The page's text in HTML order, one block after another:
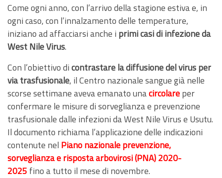
Come ogni anno, con l’arrivo della stagione estiva e, in
ogni caso, con l’innalzamento delle temperature,
iniziano ad affacciarsi anche i primi casi di infezione da
West Nile Virus.
Con l’obiettivo dicontrastare la diffusione del virus per
via trasfusionale, il Centro nazionale sangue già nelle
scorse settimane aveva emanato unacircolareper
confermare le misure di sorveglianza e prevenzione
trasfusionale dalle infezioni da West Nile Virus e Usutu.
Il documento richiama l’applicazione delle indicazioni
contenute nel Piano nazionale prevenzione,
sorveglianza e risposta arbovirosi (PNA)2020-
2025 fino a tutto il mese di novembre.